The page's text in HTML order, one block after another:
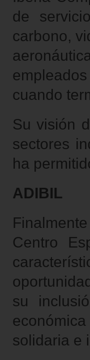
de
carbono,
cuando
Su visión
sectores
ha
ADIBIL
Centro
su
solidaria e